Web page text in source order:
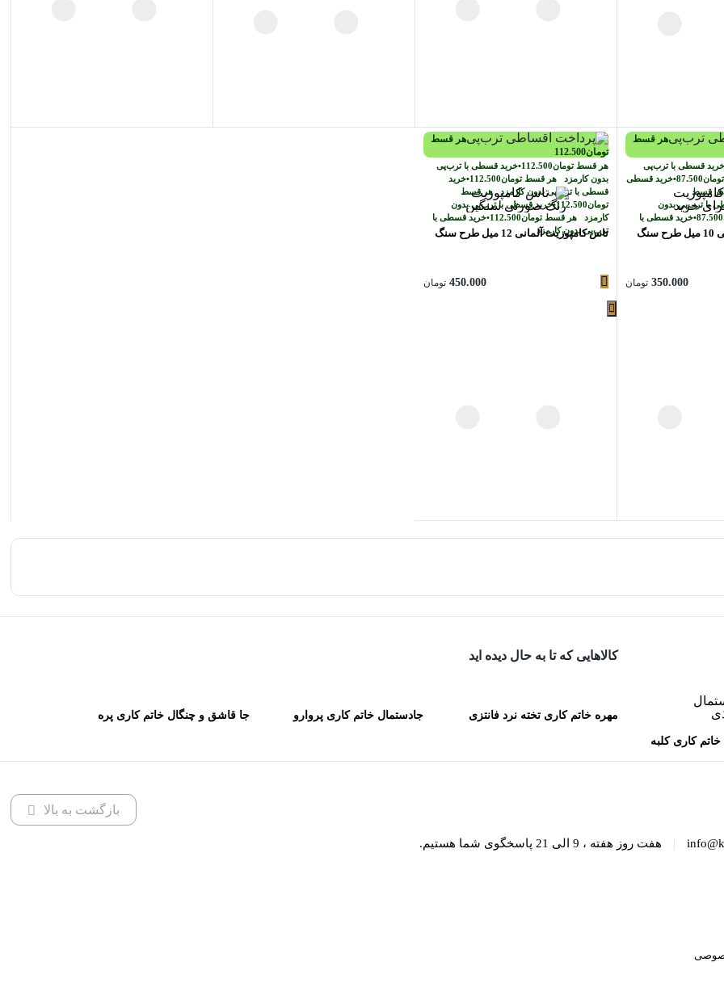
هر قسط
قسطی با ترب‌پی
تومان87.500
•خرید قسطی
هر قسط
با ترب‌پی بدون
87.500
•خرید قسطی با
تومان 350.000
هر قسط
تومان112.500
هر قسطتومان112.500
•خرید قسطی با ترب‌پی
بدون کارمزد هر قسطتومان112.500
•خرید
قسطی با ترب‌پی بدون کارمزد هر قسط
تومان112.500
•خرید قسطی با ترب‌پی بدون
کارمزد هر قسطتومان112.500
•خرید قسطی با
ترب‌پی بدون کارمزد
تاس کامپوزیت آلمانی 12 میل طرح سنگ
تومان 450.000
کالاهایی که تا به حال دیده اید
کاری کلبه
مهره خاتم کاری تخته نرد فانتزی جادستمال خاتم کاری پروارو جا قاشق و چنگال خاتم کاری پره
بازگشت به بالا
| هفت روز هفته ، 9 الی 21 پاسخگوی شما هستیم.